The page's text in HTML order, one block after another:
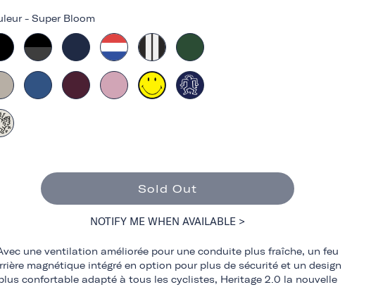
- Super Bloom
Sold Out
NOTIFY ME WHEN AVAILABLE >
une ventilation améliorée pour une conduite plus fraîche, un feu
magnétique intégré en option pour plus de sécurité et un design
confortable adapté à tous les cyclistes, Heritage 2.0 la nouvelle